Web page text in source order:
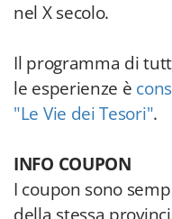
nel X secolo.
Il programma di
le esperienze è
"Le Vie dei Tesori".
INFO COUPON
I coupon sono